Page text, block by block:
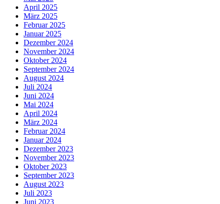
April 2025
März 2025
Februar 2025
Januar 2025
Dezember 2024
November 2024
Oktober 2024
September 2024
August 2024
Juli 2024
Juni 2024
Mai 2024
April 2024
März 2024
Februar 2024
Januar 2024
Dezember 2023
November 2023
Oktober 2023
September 2023
August 2023
Juli 2023
Juni 2023